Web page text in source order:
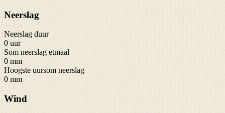
Neerslag
Neerslag duur
0 uur
Som neerslag etmaal
0 mm
Hoogste uursom neerslag
0 mm
Wind